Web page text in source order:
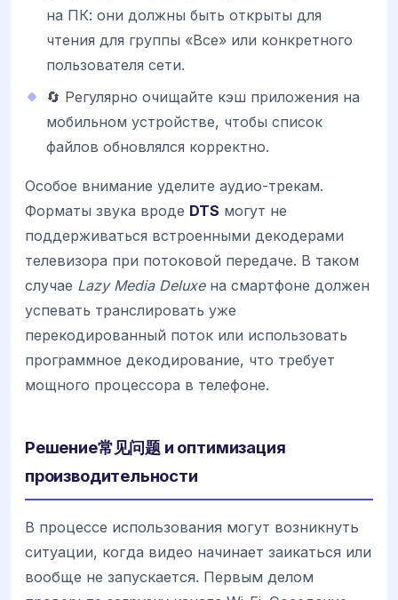
на ПК: они должны быть открыты для
чтения для группы «Все» или конкретного
пользователя сети.
🔄 Регулярно очищайте кэш приложения на
мобильном устройстве, чтобы список
файлов обновлялся корректно.
Особое внимание уделите аудио-трекам.
Форматы звука вроде DTS могут не
поддерживаться встроенными декодерами
телевизора при потоковой передаче. В таком
случае Lazy Media Deluxeна смартфоне должен
успевать транслировать уже
перекодированный поток или использовать
программное декодирование, что требует
мощного процессора в телефоне.
Решение常见问题 и оптимизация
производительности
В процессе использования могут возникнуть
ситуации, когда видео начинает заикаться или
вообще не запускается. Первым делом